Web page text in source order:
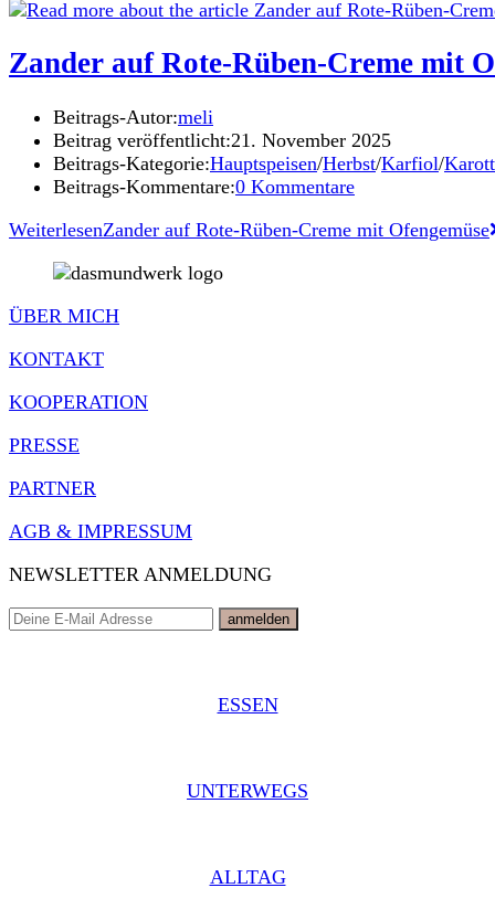
Zander auf Rote-Rüben-Creme mit
Beitrags-Autor:meli
Beitrag veröffentlicht:21. November 2025
Beitrags-Kategorie:Hauptspeisen/Herbst/Karfiol/
Beitrags-Kommentare:0 Kommentare
WeiterlesenZander auf Rote-Rüben-Creme mit Ofengemüse
ÜBER MICH
KONTAKT
KOOPERATION
PRESSE
PARTNER
AGB & IMPRESSUM
NEWSLETTER ANMELDUNG
ESSEN
UNTERWEGS
ALLTAG